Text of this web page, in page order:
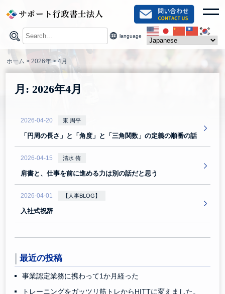
content
language
ホーム >2026年>4月
月: 2026年4月
2026-04-20 東 周平
「円周の長さ」と「角度」と「三角関数」の定義の順番の話
2026-04-15 清水 侑
肩書と、仕事を前に進める力は別の話だと思う
2026-04-01 【人事BLOG】
入社式祝辞
最近の投稿
事業認定業務に携わって1か月経った
トレーニングをガッツリ筋トレからHITTに変えました。